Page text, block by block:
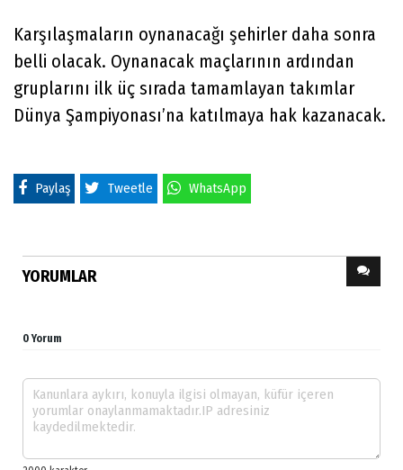
Karşılaşmaların oynanacağı şehirler daha sonra
belli olacak. Oynanacak maçlarının ardından
gruplarını ilk üç sırada tamamlayan takımlar
Dünya Şampiyonası’na katılmaya hak kazanacak.
Paylaş Tweetle WhatsApp
YORUMLAR
0 Yorum